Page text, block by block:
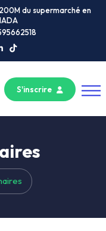
du supermarché en
S'inscrire